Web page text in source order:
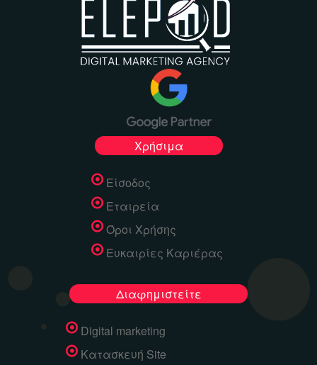
Χρήσιμα
Είσοδος
Εταιρεία
Όροι Χρήσης
Ευκαιρίες Καριέρας
Διαφημιστείτε
Digital marketing
Κατασκευή Site